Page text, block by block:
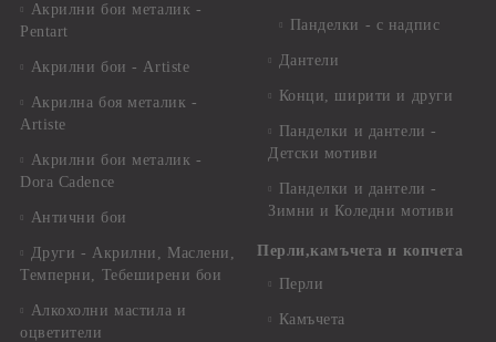
Акрилни бои металик -
Pentart
Акрилни бои - Artiste
Акрилна боя металик -
Artiste
Акрилни бои металик -
Dora Cadence
Антични бои
Други - Акрилни, Маслени,
Темперни, Тебеширени бои
Алкохолни мастила и
оцветители
Панделки - с надпис
Дантели
Конци, ширити и други
Панделки и дантели -
Детски мотиви
Панделки и дантели -
Зимни и Коледни мотиви
Перли,камъчета и копчета
Перли
Камъчета